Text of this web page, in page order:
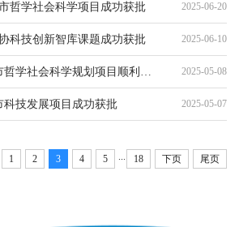
哲学社会科学项目成功获批 2025-06-20
科技创新智库课题成功获批 2025-06-10
喜报：学校2项四平市哲学社会科学规划项目顺利结项 2025-05-08
科技发展项目成功获批 2025-05-07
1 2 3 4 5 18 下页 尾页